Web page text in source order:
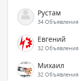
Рустам
34 Объявления
Евгений
32 Объявления
Михаил
32 Объявления